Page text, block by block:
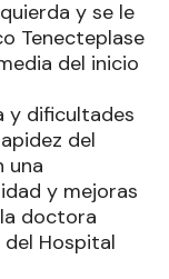
y se le
Tenecteplase
del inicio
y dificultades
del
una
y mejoras
doctora
del Hospital